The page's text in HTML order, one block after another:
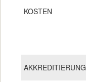
KOSTEN
AKKREDITIERUNG